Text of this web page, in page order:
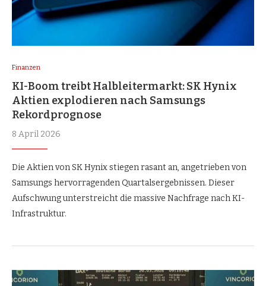
Finanzen
KI-Boom treibt Halbleitermarkt: SK Hynix
Aktien explodieren nach Samsungs
Rekordprognose
8 April 2026
Die Aktien von SK Hynix stiegen rasant an, angetrieben von
Samsungs hervorragenden Quartalsergebnissen. Dieser
Aufschwung unterstreicht die massive Nachfrage nach KI-
Infrastruktur.